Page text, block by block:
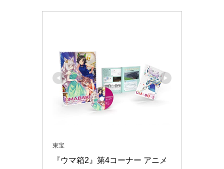
東宝
『ウマ箱2』第4コーナー アニメ